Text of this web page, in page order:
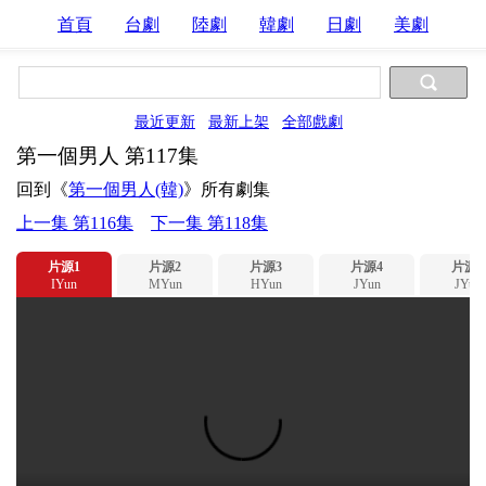
首頁 台劇 陸劇 韓劇 日劇 美劇
最近更新 最新上架 全部戲劇
第一個男人 第117集
回到《第一個男人(韓)》所有劇集
上一集 第116集
下一集 第118集
片源1
IYun
片源2
MYun
片源3
HYun
片源4
JYun
片源5
JYun